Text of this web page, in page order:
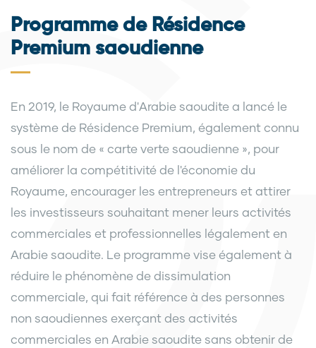
Programme de Résidence
Premium saoudienne
En 2019, le Royaume d'Arabie saoudite a lancé le
système de Résidence Premium, également connu
sous le nom de « carte verte saoudienne », pour
améliorer la compétitivité de l'économie du
Royaume, encourager les entrepreneurs et attirer
les investisseurs souhaitant mener leurs activités
commerciales et professionnelles légalement en
Arabie saoudite. Le programme vise également à
réduire le phénomène de dissimulation
commerciale, qui fait référence à des personnes
non saoudiennes exerçant des activités
commerciales en Arabie saoudite sans obtenir de